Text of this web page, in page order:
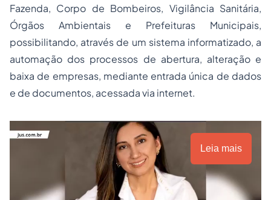
Fazenda, Corpo de Bombeiros, Vigilância Sanitária,
Órgãos Ambientais e Prefeituras Municipais,
possibilitando, através de um sistema informatizado, a
automação dos processos de abertura, alteração e
baixa de empresas, mediante entrada única de dados
e de documentos, acessada via internet.
Leia mais